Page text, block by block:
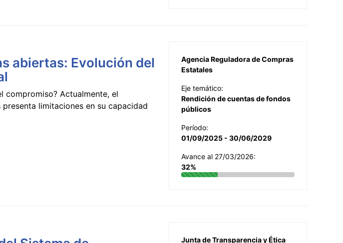
abiertas: Evolución del
compromiso? Actualmente, el
limitaciones en su capacidad
Agencia Reguladora de Compras
Estatales
Eje temático:
Rendición de cuentas de fondos
públicos
Período:
01/09/2025 - 30/06/2029
Avance al 27/03/2026:
32%
Junta de Transparencia y Ética